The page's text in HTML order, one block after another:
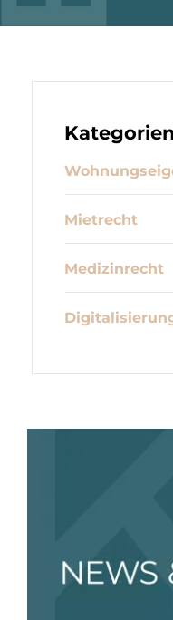
Kategorien
Mietrecht
Medizinrecht